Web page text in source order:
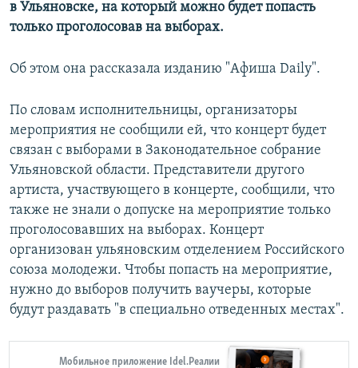
в Ульяновске, на который можно будет попасть
только проголосовав на выборах.
Об этом она рассказала изданию "Афиша Daily".
По словам исполнительницы, организаторы
мероприятия не сообщили ей, что концерт будет
связан с выборами в Законодательное собрание
Ульяновской области. Представители другого
артиста, участвующего в концерте, сообщили, что
также не знали о допуске на мероприятие только
проголосовавших на выборах. Концерт
организован ульяновским отделением Российского
союза молодежи. Чтобы попасть на мероприятие,
нужно до выборов получить ваучеры, которые
будут раздавать "в специально отведенных местах".
Мобильное приложение Idel.Реалии